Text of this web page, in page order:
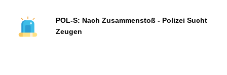
POL-S: Nach Zusammenstoß - Polizei Sucht
Zeugen